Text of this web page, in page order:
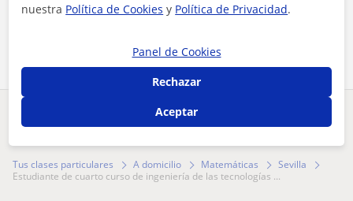
¿Hay algún error en este perfil?Cuéntanos
Tus clases particulares A domicilio Matemáticas
Sevilla
estudiante de cuarto curso de ingeniería de las tecnologías ...
nuestra Política de Cookies y Política de Privacidad.
Panel de Cookies
Rechazar
Aceptar